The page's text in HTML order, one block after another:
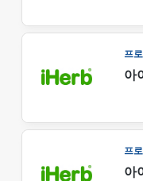
프
아
프
아